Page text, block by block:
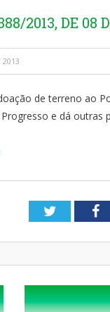
2013, DE 08
2013
de terreno ao
e dá outras
Twitter